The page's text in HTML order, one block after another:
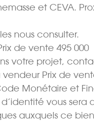
et CEVA.
nous consulter.
de vente 495
votre projet,
Prix de vente
Monétaire et
vous sera
auxquels ce